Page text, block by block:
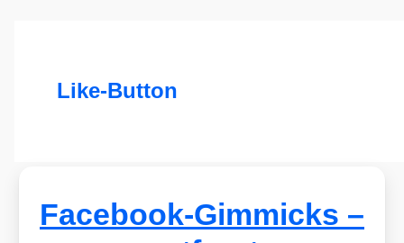
Like-Button
Facebook-Gimmicks –